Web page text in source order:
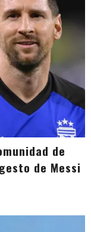
de
de Messi